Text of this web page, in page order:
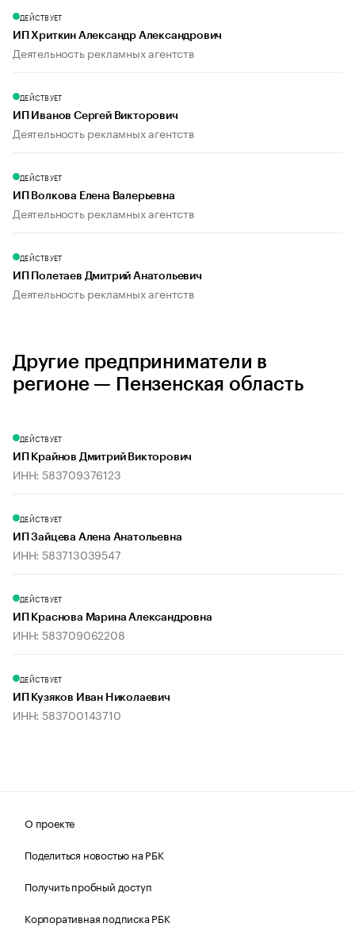
ДЕЙСТВУЕТ
ИП Хриткин Александр Александрович
Деятельность рекламных агентств
ДЕЙСТВУЕТ
ИП Иванов Сергей Викторович
Деятельность рекламных агентств
ДЕЙСТВУЕТ
ИП Волкова Елена Валерьевна
Деятельность рекламных агентств
ДЕЙСТВУЕТ
ИП Полетаев Дмитрий Анатольевич
Деятельность рекламных агентств
Другие предприниматели в
регионе — Пензенская область
ДЕЙСТВУЕТ
ИП Крайнов Дмитрий Викторович
ИНН: 583709376123
ДЕЙСТВУЕТ
ИП Зайцева Алена Анатольевна
ИНН: 583713039547
ДЕЙСТВУЕТ
ИП Краснова Марина Александровна
ИНН: 583709062208
ДЕЙСТВУЕТ
ИП Кузяков Иван Николаевич
ИНН: 583700143710
О проекте
Поделиться новостью на РБК
Получить пробный доступ
Корпоративная подписка РБК